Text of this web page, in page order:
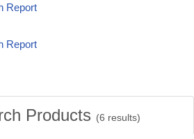
Report
Report
Products (6 results)